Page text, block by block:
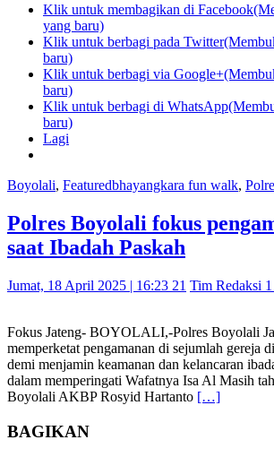
Klik untuk membagikan di
yang baru)
Klik untuk berbagi pada
baru)
Klik untuk berbagi via
baru)
Klik untuk berbagi di
baru)
Lagi
Boyolali, Featuredbhayangkara fun walk,
Polres Boyolali fokus
saat Ibadah Paskah
Jumat, 18 April 2025 | 16:23 21 Tim Redaksi
Fokus Jateng- BOYOLALI,-Polres Boyolali
memperketat pengamanan di sejumlah gereja
demi menjamin keamanan dan kelancaran
dalam memperingati Wafatnya Isa Al Masih
Boyolali AKBP Rosyid Hartanto […]
BAGIKAN